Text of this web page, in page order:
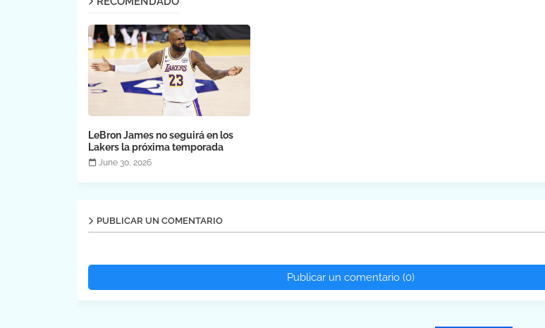
LeBron James no seguirá en los
Lakers la próxima temporada
June 30, 2026
PUBLICAR UN COMENTARIO
Publicar un comentario (0)